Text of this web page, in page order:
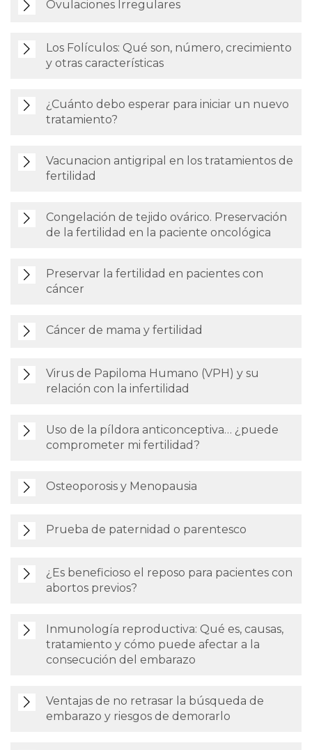
Ovulaciones Irregulares
Los Folículos: Qué son, número, crecimiento
y otras características
¿Cuánto debo esperar para iniciar un nuevo
tratamiento?
Vacunacion antigripal en los tratamientos de
fertilidad
Congelación de tejido ovárico. Preservación
de la fertilidad en la paciente oncológica
Preservar la fertilidad en pacientes con
cáncer
Cáncer de mama y fertilidad
Virus de Papiloma Humano (VPH) y su
relación con la infertilidad
Uso de la píldora anticonceptiva… ¿puede
comprometer mi fertilidad?
Osteoporosis y Menopausia
Prueba de paternidad o parentesco
¿Es beneficioso el reposo para pacientes con
abortos previos?
Inmunología reproductiva: Qué es, causas,
tratamiento y cómo puede afectar a la
consecución del embarazo
Ventajas de no retrasar la búsqueda de
embarazo y riesgos de demorarlo